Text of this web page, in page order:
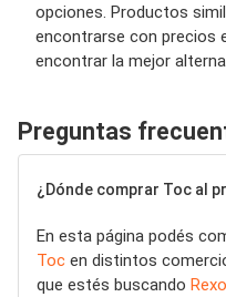
opciones. Productos
encontrarse con precios
encontrar la mejor
Preguntas
¿Dónde comprar Toc al
En esta página podés
Toc en distintos
que estés buscando